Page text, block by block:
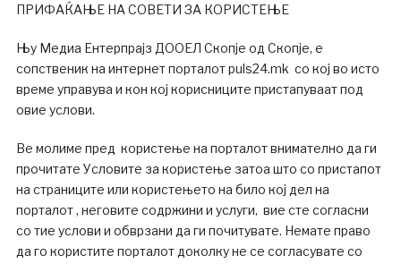
ПРИФАЌАЊЕ НА СОВЕТИ ЗА КОРИСТЕЊЕ
Њу Медиа Ентерпрајз ДООЕЛ Скопје од Скопје, е
сопственик на интернет порталот puls24.mk со кој во исто
време управува и кон кој корисниците пристапуваат под
овие услови.
Ве молиме пред користење на порталот внимателно да ги
прочитате Условите за користење затоа што со пристапот
на страниците или користењето на било кој дел на
порталот , неговите содржини и услуги, вие сте согласни
со тие услови и обврзани да ги почитувате. Немате право
да го користите порталот доколку не се согласувате со